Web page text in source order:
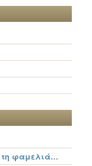
τη φαμελιά…